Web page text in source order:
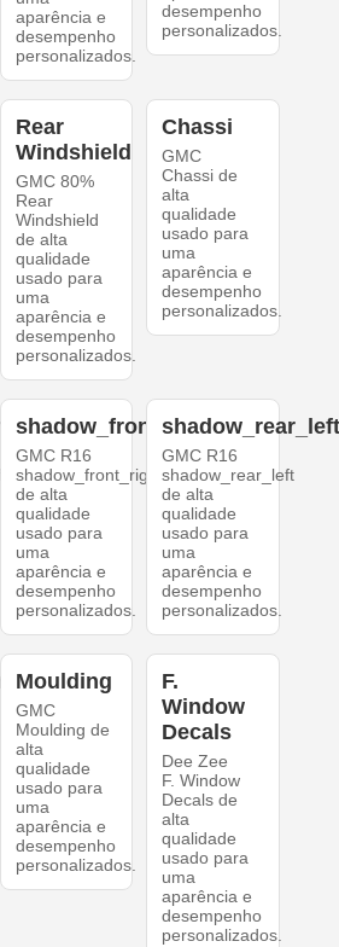
aparência e
desempenho
personalizados.
desempenho
personalizados.
Rear
Windshield
GMC 80%
Rear
Windshield
de alta
qualidade
usado para
uma
aparência e
desempenho
personalizados.
Chassi
GMC
Chassi de
alta
qualidade
usado para
uma
aparência e
desempenho
personalizados.
shadow_front_right
GMC R16
shadow_front_right
de alta
qualidade
usado para
uma
aparência e
desempenho
personalizados.
GMC R16
shadow_rear_left
de alta
qualidade
usado para
uma
aparência e
desempenho
personalizados.
Moulding
GMC
Moulding de
alta
qualidade
usado para
uma
aparência e
desempenho
personalizados.
F.
Window
Decals
Dee Zee
F. Window
Decals de
alta
qualidade
usado para
uma
aparência e
desempenho
personalizados.